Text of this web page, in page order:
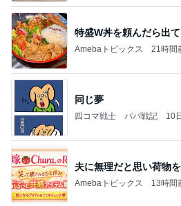
特盛W丼を頼んだら出
Amebaトピックス 21時間
同じ夢
四コマ戦士 パパ戦記 10
夫に無理だと思い荷物
Amebaトピックス 13時間